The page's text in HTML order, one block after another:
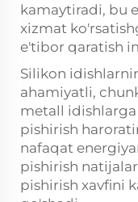
kamaytiradi, bu
xizmat
e'tibor qaratish
Silikon
ahamiyatli,
metall
pishirish
nafaqat
pishirish
pishirish xavfini